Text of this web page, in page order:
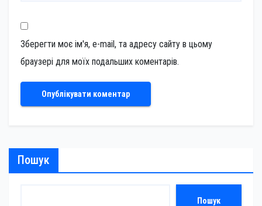
Зберегти моє ім'я, e-mail, та адресу сайту в цьому
браузері для моїх подальших коментарів.
Пошук
Пошук